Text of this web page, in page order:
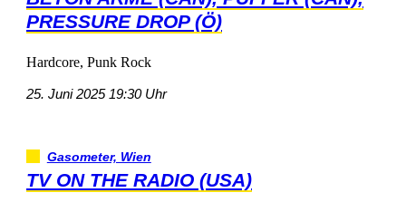
PRESSUREDROP(Ö)
Hardcore,PunkRock
25.Juni202519:30Uhr
Gasometer,Wien
TVONTHERADIO(USA)